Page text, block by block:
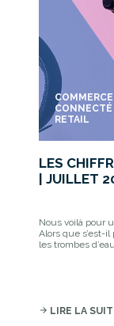
COMMERCE
CONNECTÉ
RETAIL
LES
| JUILLET
Nous voilà pour
Alors que s’est-
les trombes
arrow_forward LIRE LA